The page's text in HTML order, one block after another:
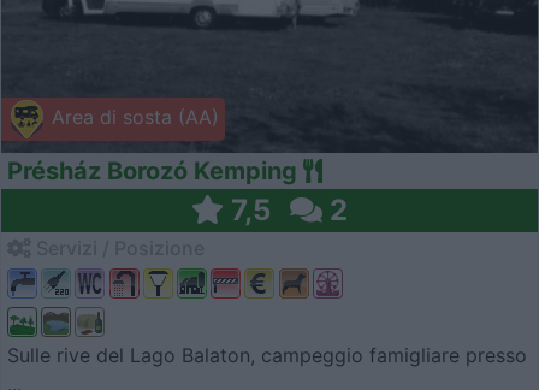
Area di sosta (AA)
Présház Borozó Kemping
7,5 2
Sulle rive del Lago Balaton, campeggio famigliare presso
...